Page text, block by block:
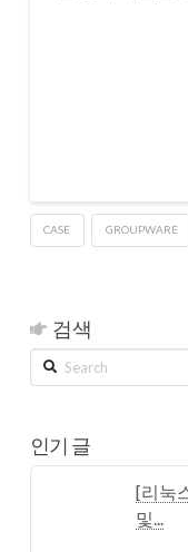
CASE GROUPWARE
검색
Search
인기 글
[리눅
및...